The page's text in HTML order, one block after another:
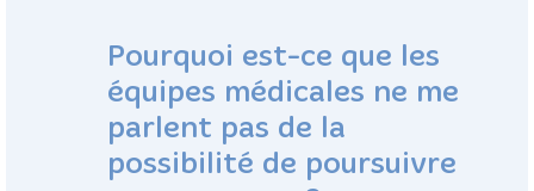
Pourquoi est-ce que les
équipes médicales ne me
parlent pas de la
possibilité de poursuivre